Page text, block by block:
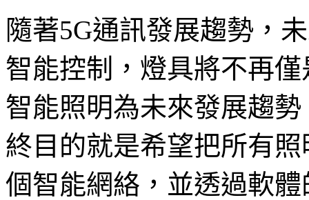
隨著5G通訊發展趨勢，
智能控制，燈具將不再
智能照明為未來發展趨
終目的就是希望把所有
個智能網絡，並透過軟